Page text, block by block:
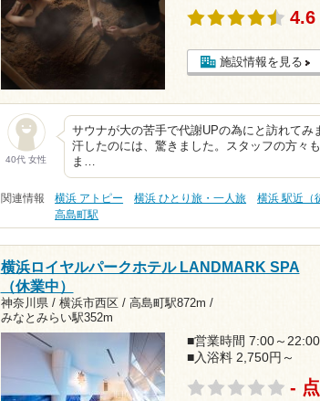
4.6
施設情報を見る
40代 女性
サウナが大の苦手で代謝UPの為にと訪れて
汗したのには、驚きました。スタッフの方々
ま…
関連情報 横浜 アトピー 横浜 ひとり旅・一人旅 横浜 駅近（
高島町駅
横浜ロイヤルパークホテル LANDMARK SPA
（休業中）
神奈川県 / 横浜市西区 / 高島町駅872m /
みなとみらい駅352m
■営業時間 7:00～22:00
■入浴料 2,750円～
- 点